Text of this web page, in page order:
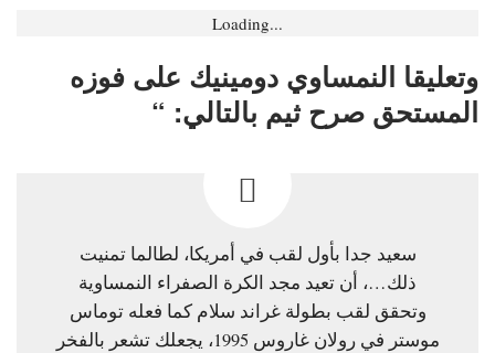
Loading...
وتعليقا النمساوي دومينيك على فوزه
المستحق صرح ثيم بالتالي: “
سعيد جدا بأول لقب في أمريكا، لطالما تمنيت
ذلك…، أن تعيد مجد الكرة الصفراء النمساوية
وتحقق لقب بطولة غراند سلام كما فعله توماس
موستر في رولان غاروس 1995، يجعلك تشعر بالفخر